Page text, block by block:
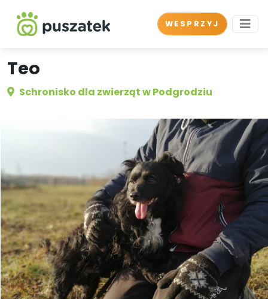
WESPRZYJ
Teo
Schronisko dla zwierząt w Podgrodziu